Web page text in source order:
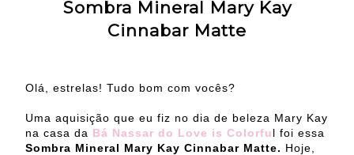
Sombra Mineral Mary Kay
Cinnabar Matte
Olá, estrelas! Tudo bom com vocês?
Uma aquisição que eu fiz no dia de beleza Mary Kay
na casa da Bá Nassar do Love is Colorful foi essa
Sombra Mineral Mary Kay Cinnabar Matte. Hoje,